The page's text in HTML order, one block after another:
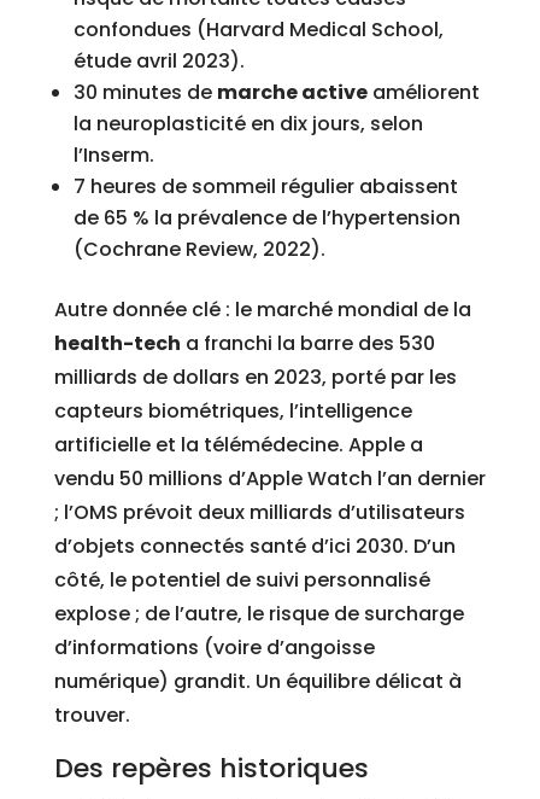
confondues (Harvard Medical School,
étude avril 2023).
30 minutes de marche activeaméliorent
la neuroplasticité en dix jours, selon
l’Inserm.
7 heures de sommeil régulier abaissent
de 65 % la prévalence de l’hypertension
(Cochrane Review, 2022).
Autre donnée clé : le marché mondial de la
health-tech a franchi la barre des 530
milliards de dollars en 2023, porté par les
capteurs biométriques, l’intelligence
artificielle et la télémédecine. Apple a
vendu 50 millions d’Apple Watch l’an dernier
; l’OMS prévoit deux milliards d’utilisateurs
d’objets connectés santé d’ici 2030. D’un
côté, le potentiel de suivi personnalisé
explose ; de l’autre, le risque de surcharge
d’informations (voire d’angoisse
numérique) grandit. Un équilibre délicat à
trouver.
Des repères historiques